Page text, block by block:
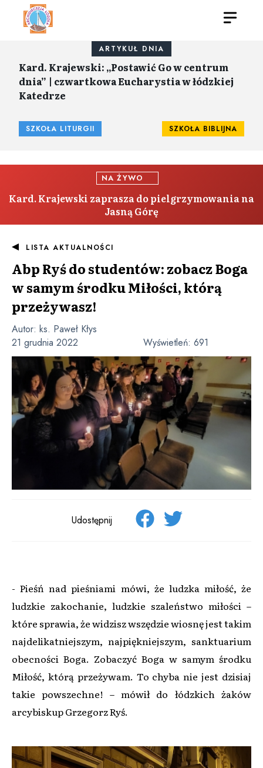
ARTYKUŁ DNIA
Kard. Krajewski: „Postawić Go w centrum
dnia” | czwartkowa Eucharystia w łódzkiej
Katedrze
SZKOŁA LITURGII SZKOŁA BIBLIJNA
NA ŻYWO
Kard. Krajewski zaprasza do pielgrzymowania na
Jasną Górę
LISTA AKTUALNOŚCI
Abp Ryś do studentów: zobacz Boga
w samym środku Miłości, którą
przeżywasz!
Autor: ks. Paweł Kłys
21 grudnia 2022
Wyświetleń: 691
Udostępnij
- Pieśń nad pieśniami mówi, że ludzka miłość, że
ludzkie zakochanie, ludzkie szaleństwo miłości –
które sprawia, że widzisz wszędzie wiosnę jest takim
najdelikatniejszym, najpiękniejszym, sanktuarium
obecności Boga. Zobaczyć Boga w samym środku
Miłość, którą przeżywam. To chyba nie jest dzisiaj
takie powszechne! – mówił do łódzkich żaków
arcybiskup Grzegorz Ryś.